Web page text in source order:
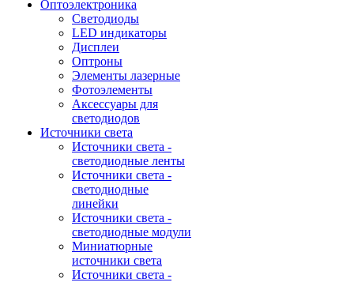
Oптоэлектроника
Светодиоды
LED индикаторы
Дисплеи
Оптроны
Элементы лазерные
Фотоэлементы
Аксессуары для
светодиодов
Источники света
Источники света -
светодиодные ленты
Источники света -
светодиодные
линейки
Источники света -
светодиодные модули
Миниатюрные
источники света
Источники света -